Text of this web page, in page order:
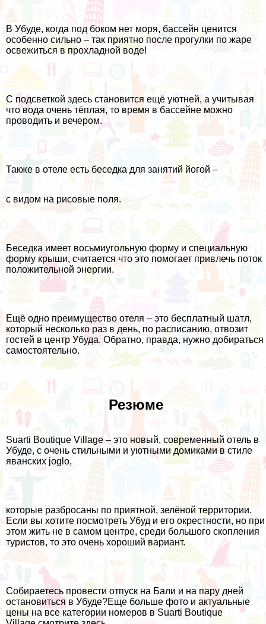
В Убуде, когда под боком нет моря, бассейн ценится
особенно сильно – так приятно после прогулки по жаре
освежиться в прохладной воде!
С подсветкой здесь становится ещё уютней, а учитывая
что вода очень тёплая, то время в бассейне можно
проводить и вечером.
Также в отеле есть беседка для занятий йогой –
с видом на рисовые поля.
Беседка имеет восьмиугольную форму и специальную
форму крыши, считается что это помогает привлечь поток
положительной энергии.
Ещё одно преимущество отеля – это бесплатный шатл,
который несколько раз в день, по расписанию, отвозит
гостей в центр Убуда. Обратно, правда, нужно добираться
самостоятельно.
Резюме
Suarti Boutique Village – это новый, современный отель в
Убуде, с очень стильными и уютными домиками в стиле
яванских joglo,
которые разбросаны по приятной, зелёной территории.
Если вы хотите посмотреть Убуд и его окрестности, но при
этом жить не в самом центре, среди большого скопления
туристов, то это очень хороший вариант.
Собираетесь провести отпуск на Бали и на пару дней
остановиться в Убуде?Еще больше фото и актуальные
цены на все категории номеров в Suarti Boutique